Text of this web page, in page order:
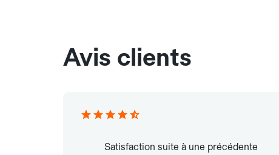
Avis clients
Satisfaction suite à une précédente